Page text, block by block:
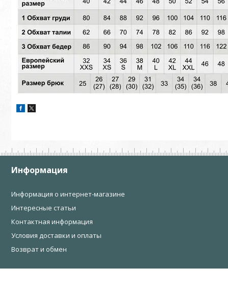
Информация
Информация о интернет-магазине
Интересные статьи
Контактная информация
Условия доставки и оплаты
Возврат и обмен